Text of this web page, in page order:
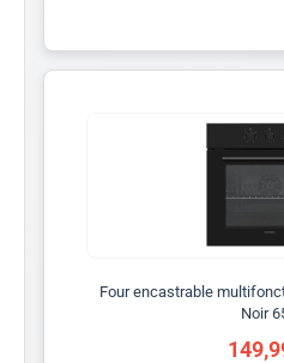
Four encastrable
Noir